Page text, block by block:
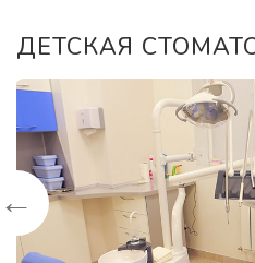
ДЕТСКАЯ
←